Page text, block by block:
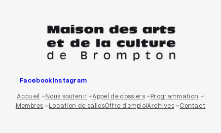
FacebookInstagram
Accueil
Nous soutenir Appel de dossiers
Programmation
Membres
Location de sallesOffre d’emploiArchives Contact